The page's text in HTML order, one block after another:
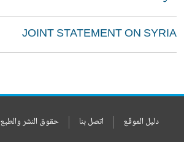
JOINT STATEMENT ON SYRIA
دليل الموقع اتصل بنا حقوق النشر والطبع